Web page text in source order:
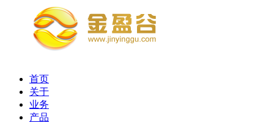
首页
关于
业务
产品